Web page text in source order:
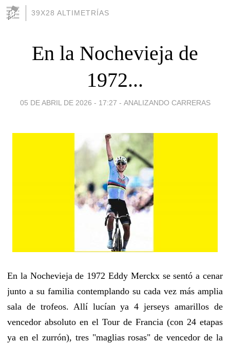
39X28 ALTIMETRÍAS
En la Nochevieja de
1972...
05 DE ABRIL DE 2026 - 17:27 - ANALIZANDO CARRERAS
En la Nochevieja de 1972 Eddy Merckx se sentó a cenar
junto a su familia contemplando su cada vez más amplia
sala de trofeos. Allí lucían ya 4 jerseys amarillos de
vencedor absoluto en el Tour de Francia (con 24 etapas
ya en el zurrón), tres "maglias rosas" de vencedor de la